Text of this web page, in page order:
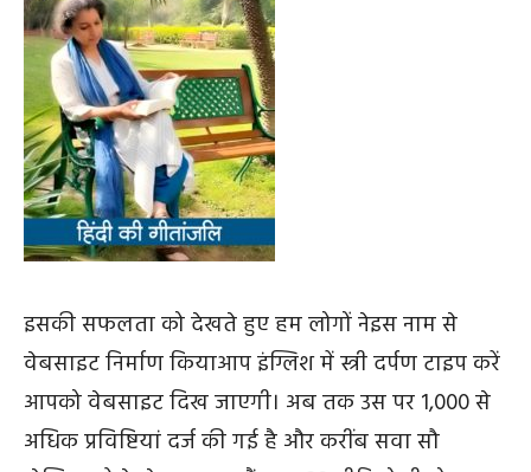
इसकी सफलता को देखते हुए हम लोगों नेइस नाम से
वेबसाइट निर्माण कियाआप इंग्लिश में स्त्री दर्पण टाइप करें
आपको वेबसाइट दिख जाएगी। अब तक उस पर 1,000 से
अधिक प्रविष्टियां दर्ज की गई है और करींब सवा सौ